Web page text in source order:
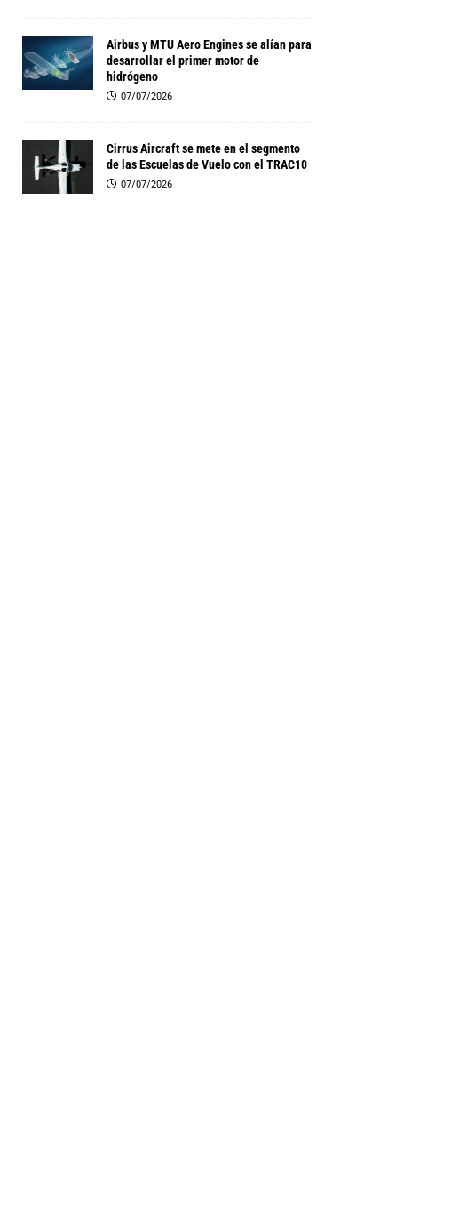
Airbus y MTU Aero Engines se alían para
desarrollar el primer motor de
hidrógeno
07/07/2026
Cirrus Aircraft se mete en el segmento
de las Escuelas de Vuelo con el TRAC10
07/07/2026